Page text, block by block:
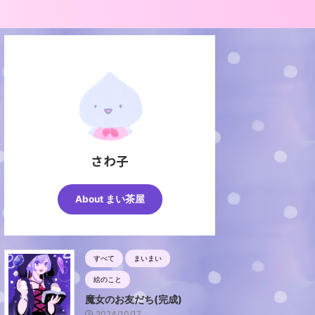
さわ子
About まい茶屋
すべて まいまい
絵のこと
魔女のお友だち(完成)